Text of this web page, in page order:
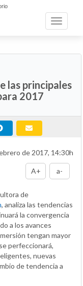
Toggle
las principales
2017
de 2017, 14:30h
A+ a-
de
, analiza las tendencias
la convergencia
a los avances
tengan mayor
perfeccionará,
nuevas
de tendencia a